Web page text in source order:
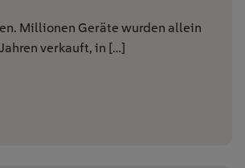
Millionen Geräte wurden allein
verkauft, in […]